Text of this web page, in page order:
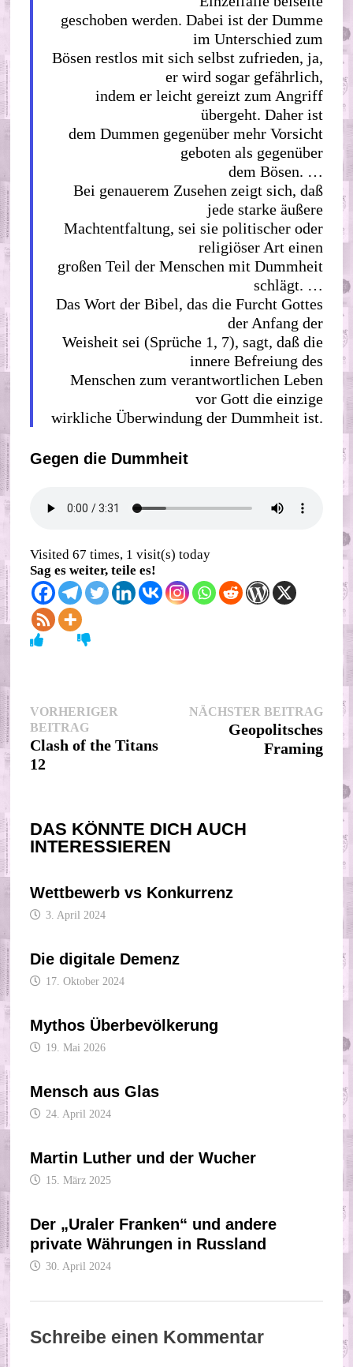
geschoben werden. Dabei ist der Dumme
im Unterschied zum
Bösen restlos mit sich selbst zufrieden, ja,
er wird sogar gefährlich,
indem er leicht gereizt zum Angriff
übergeht. Daher ist
dem Dummen gegenüber mehr Vorsicht
geboten als gegenüber
dem Bösen. …
Bei genauerem Zusehen zeigt sich, daß
jede starke äußere
Machtentfaltung, sei sie politischer oder
religiöser Art einen
großen Teil der Menschen mit Dummheit
schlägt. …
Das Wort der Bibel, das die Furcht Gottes
der Anfang der
Weisheit sei (Sprüche 1, 7), sagt, daß die
innere Befreiung des
Menschen zum verantwortlichen Leben
vor Gott die einzige
wirkliche Überwindung der Dummheit ist.
Gegen die Dummheit
Visited 67 times, 1 visit(s) today
Sag es weiter, teile es!
Beitragsnavigation
VORHERIGER
BEITRAGVorheriger
Beitrag:
Clash of the Titans
12
NÄCHSTER BEITRAG
Geopolitsches
Framing
DAS KÖNNTE DICH AUCH
INTERESSIEREN
Wettbewerb vs Konkurrenz
3. April 2024
Die digitale Demenz
17. Oktober 2024
Mythos Überbevölkerung
19. Mai 2026
Mensch aus Glas
24. April 2024
Martin Luther und der Wucher
15. März 2025
Der „Uraler Franken“ und andere
private Währungen in Russland
30. April 2024
Schreibe einen Kommentar